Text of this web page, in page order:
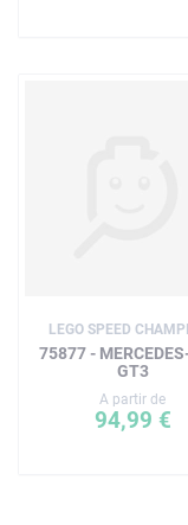
LEGO SPEED
75877 -
GT3
A partir de
94,99 €